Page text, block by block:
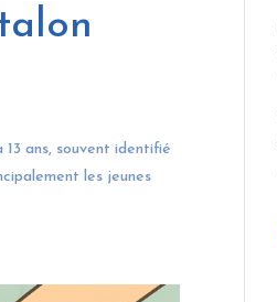
ans, souvent identifié
les jeunes